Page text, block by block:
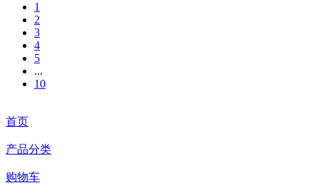
1
2
3
4
5
...
10
首页
产品分类
购物车